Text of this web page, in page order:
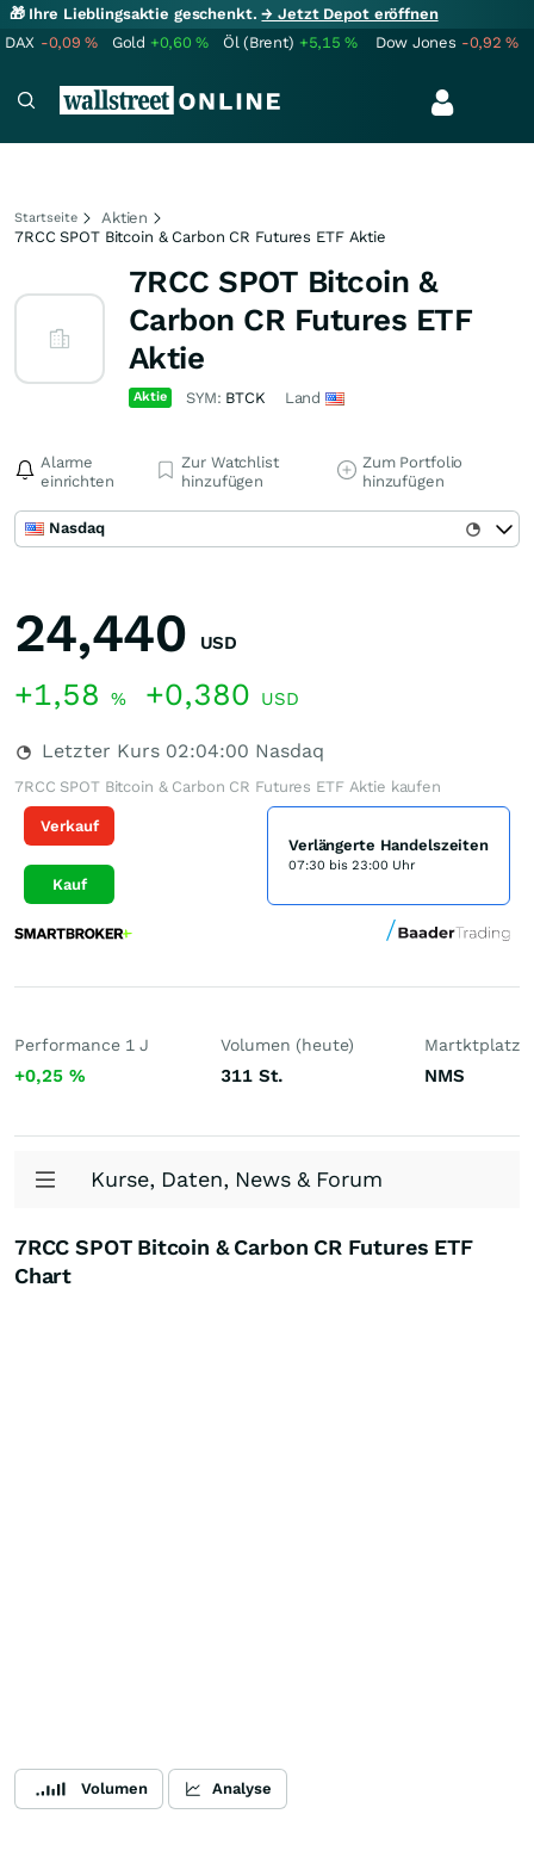
🎁 Ihre Lieblingsaktie geschenkt.→ Jetzt Depot eröffnen
DAX -0,09% Gold +0,60% Öl (Brent) +5,15% Dow Jones -0,92%
Startseite
Aktien
7RCC SPOT Bitcoin & Carbon CR Futures ETF Aktie
7RCC SPOT Bitcoin &
Carbon CR Futures ETF
Aktie
Aktie SYM: BTCK Land
Alarme
einrichten
Zur Watchlist
hinzufügen
Zum Portfolio
hinzufügen
Nasdaq
24,440 USD
+1,58 % +0,380 USD
Letzter Kurs 02:04:00 Nasdaq
7RCC SPOT Bitcoin & Carbon CR Futures ETF Aktie kaufen
Verkauf
Kauf
Verlängerte Handelszeiten
07:30 bis 23:00 Uhr
Performance 1 J
+0,25 %
Volumen (heute)
311St.
Martktplatz
NMS
Kurse, Daten, News & Forum
7RCC SPOT Bitcoin & Carbon CR Futures ETF
Chart
Volumen Analyse